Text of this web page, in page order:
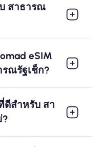
สาธารณ
eSIM
ณรัฐเช็ก?
ดีสำหรับ สา